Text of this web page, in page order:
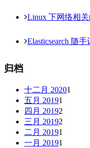
Linux 下网络相
Elasticsearch 随手
归档
十二月 20201
五月 20191
四月 20192
三月 20192
二月 20191
一月 20191